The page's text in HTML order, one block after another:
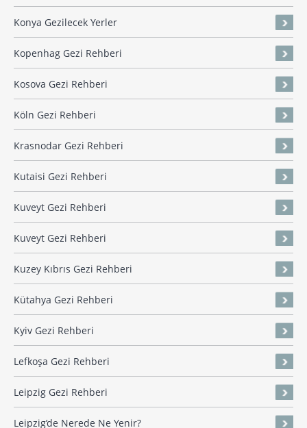
Konya Gezilecek Yerler
Kopenhag Gezi Rehberi
Kosova Gezi Rehberi
Köln Gezi Rehberi
Krasnodar Gezi Rehberi
Kutaisi Gezi Rehberi
Kuveyt Gezi Rehberi
Kuveyt Gezi Rehberi
Kuzey Kıbrıs Gezi Rehberi
Kütahya Gezi Rehberi
Kyiv Gezi Rehberi
Lefkoşa Gezi Rehberi
Leipzig Gezi Rehberi
Leipzig’de Nerede Ne Yenir?